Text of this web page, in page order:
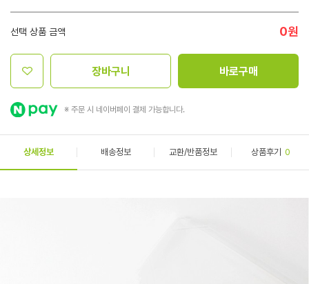
선택 상품 금액 0원
장바구니 바로구매
※ 주문 시 네이버페이 결제 가능합니다.
상세정보 배송정보 교환/반품정보 상품후기 0